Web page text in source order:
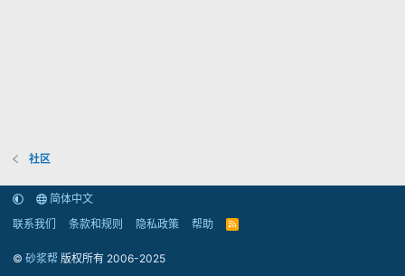
社区
简体中文
联系我们
条款和规则 隐私政策 帮助
R
© 砂浆帮 版权所有 2006-2025